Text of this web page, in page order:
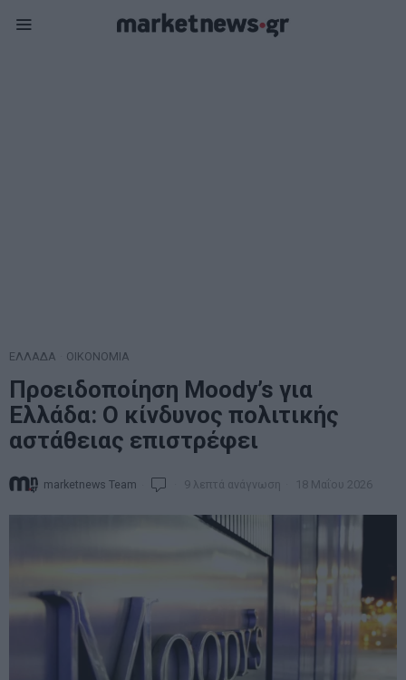
ΕΛΛΑΔΑ ΟΙΚΟΝΟΜΙΑ
Προειδοποίηση Moody’s για
Ελλάδα: Ο κίνδυνος πολιτικής
αστάθειας επιστρέφει
marketnews Team 9 λεπτά ανάγνωση 18 Μαΐου 2026